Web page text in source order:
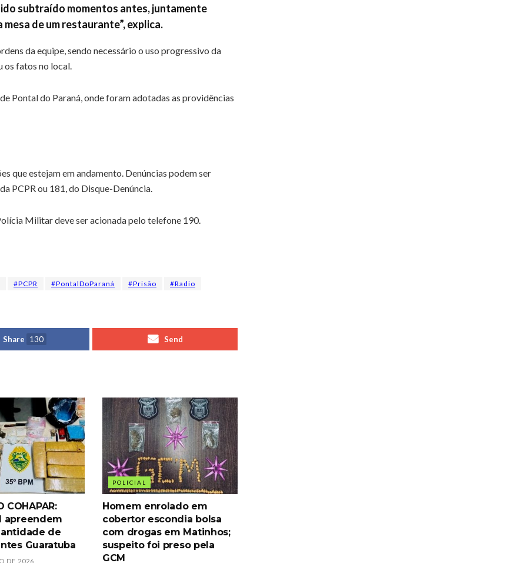
subtraído momentos antes, juntamente
de um restaurante”, explica.
da equipe, sendo necessário o uso progressivo da
os fatos no local.
Pontal do Paraná, onde foram adotadas as providências
que estejam em andamento. Denúncias podem ser
PCPR ou 181, do Disque-Denúncia.
Militar deve ser acionada pelo telefone 190.
#PCPR #PontalDoParaná #Prisão #Radio
Share 130 Send
COHAPAR:
apreendem
de
Guaratuba
DE 2026
POLICIAL
Homem enrolado em
cobertor escondia bolsa
com drogas em Matinhos;
suspeito foi preso pela
GCM